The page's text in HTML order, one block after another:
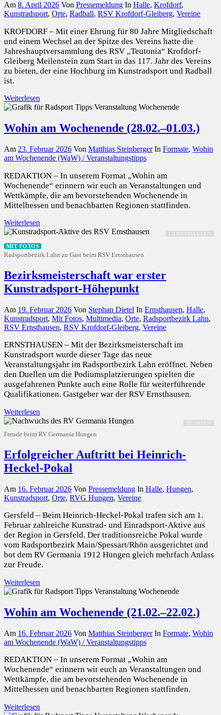
Am 8. April 2026 Von Pressemeldung In Halle, Krofdorf,
Kunstradsport, Orte, Radball, RSV Krofdorf-Gleiberg, Vereine
KROFDORF – Mit einer Ehrung für 80 Jahre Mitgliedschaft
und einem Wechsel an der Spitze des Vereins hatte die
Jahreshauptversammlung des RSV „Teutonia“ Krofdorf-
Gleiberg Meilenstein zum Start in das 117. Jahr des Vereins
zu bieten, der eine Hochburg im Kunstradsport und Radball
ist.
Weiterlesen
Wohin am Wochenende (28.02.–01.03.)
Am 23. Februar 2026 Von Matthias SteinbergerIn Formate, Wohin
am Wochenende (WaW) / Veranstaltungstipps
REDAKTION – In unserem Format „Wohin am
Wochenende“ erinnern wir euch an Veranstaltungen und
Wettkämpfe, die am bevorstehenden Wochenende in
Mittelhessen und benachbarten Regionen stattfinden.
Weiterlesen
ERNSTHAUSEN
MIT FOTOS
Radsportbezirk Lahn zu Gast beim RSV Ernsthausen
Bezirksmeisterschaft war erster
Kunstradsport-Höhepunkt
Am 19. Februar 2026 Von Stephan Dietel In Ernsthausen, Halle,
Kunstradsport, Mit Fotos, Multimedia, Orte, Radsportbezirk Lahn,
RSV Ernsthausen, RSV Krofdorf-Gleiberg, Vereine
ERNSTHAUSEN – Mit der Bezirksmeisterschaft im
Kunstradsport wurde dieser Tage das neue
Veranstaltungsjahr im Radsportbezirk Lahn eröffnet. Neben
den Duellen um die Podiumsplatzierungen spielten die
ausgefahrenen Punkte auch eine Rolle für weiterführende
Qualifikationen. Gastgeber war der RSV Ernsthausen.
Weiterlesen
HUNGEN
Freude beim RV Germania Hungen
Erfolgreicher Auftritt bei Heinrich-
Heckel-Pokal
Am 16. Februar 2026 Von Pressemeldung In Halle, Hungen,
Kunstradsport, Orte, RVG Hungen, Vereine
Gersfeld – Beim Heinrich-Heckel-Pokal trafen sich am 1.
Februar zahlreiche Kunstrad- und Einradsport-Aktive aus
der Region in Gersfeld. Der traditionsreiche Pokal wurde
vom Radsportbezirk Main/Spessart/Rhön ausgerichtet und
bot dem RV Germania 1912 Hungen gleich mehrfach Anlass
zur Freude.
Weiterlesen
Wohin am Wochenende (21.02.–22.02.)
Am 16. Februar 2026 Von Matthias SteinbergerIn Formate, Wohin
am Wochenende (WaW) / Veranstaltungstipps
REDAKTION – In unserem Format „Wohin am
Wochenende“ erinnern wir euch an Veranstaltungen und
Wettkämpfe, die am bevorstehenden Wochenende in
Mittelhessen und benachbarten Regionen stattfinden.
Weiterlesen